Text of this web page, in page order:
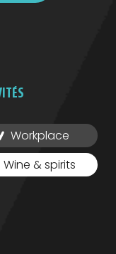
Workplace
Wine & spirits